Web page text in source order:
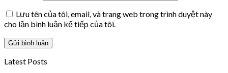
Lưu tên của tôi, email, và trang web trong trình duyệt này
cho lần bình luận kế tiếp của tôi.
Latest Posts